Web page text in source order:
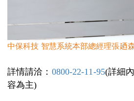
中保科技 智慧系統本部總經理張廼森
詳情請洽： 0800-22-11-95(詳細
容為主)